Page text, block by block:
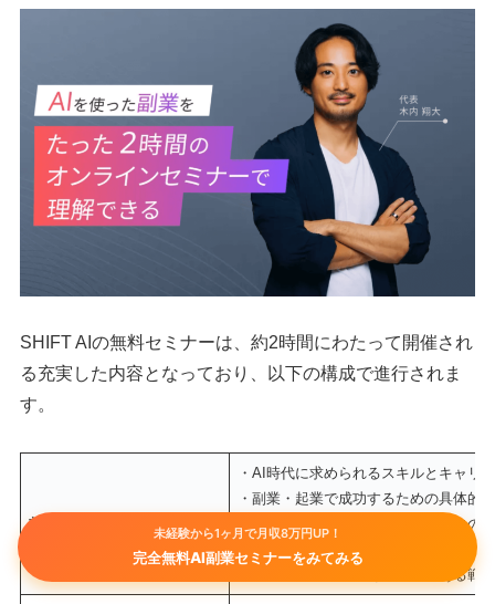
SHIFT AIの無料セミナーは、約2時間にわたって開催され
る充実した内容となっており、以下の構成で進行されま
す。
前半（開始〜約2時間）
・AI時代に求められるスキルとキャリ
・副業・起業で成功するための具体的
・最新のAI技術トレンドと市場動向の
・AIツールを使った実務効率化の実演
・実際の成功事例とその背景にある戦略
未経験から1ヶ月で月収8万円UP！
完全無料AI副業セミナーをみてみる